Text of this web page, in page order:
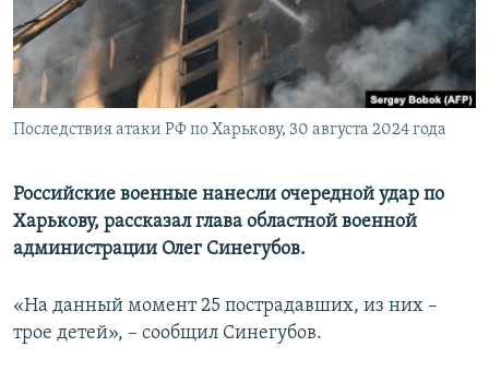
ПОБЕДИТЕЛЕЙ НЕ СУДЯТ?
КРЫМ.НЕПОКОРЕННЫЙ
ELIFBE
УКРАИНСКАЯ ПРОБЛЕМА КРЫМА
ПРИСОЕДИНЯЙТЕСЬ!
Последствия атаки РФ по Харькову, 30 августа 2024 года
Российские военные нанесли очередной удар по
Харькову, рассказал глава областной военной
администрации Олег Синегубов.
«На данный момент 25 пострадавших, из них –
трое детей», – сообщил Синегубов.